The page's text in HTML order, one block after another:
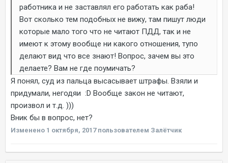
работника и не заставлял его работать как раба!
Вот сколько тем подобных не вижу, там пишут люди
которые мало того что не читают ПДД, так и не
имеют к этому вообще ни какого отношения, тупо
делают вид что все знают! Вопрос, зачем вы это
делаете? Вам не где поумичать?
Я понял, суд из пальца высасывает штрафы. Взяли и
придумали, негодяи :D Вообще закон не читают,
произвол и т.д. )))
Вник бы в вопрос, нет?
Изменено 1 октября, 2017пользователем Залётчик